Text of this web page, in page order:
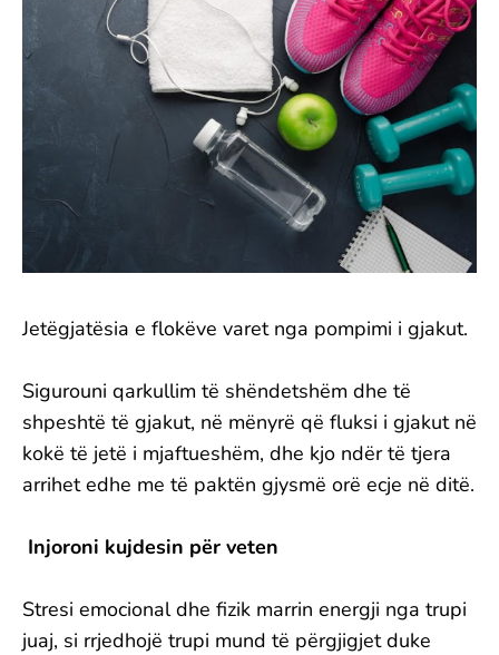
Jetëgjatësia e flokëve varet nga pompimi i gjakut.
Sigurouni qarkullim të shëndetshëm dhe të
shpeshtë të gjakut, në mënyrë që fluksi i gjakut në
kokë të jetë i mjaftueshëm, dhe kjo ndër të tjera
arrihet edhe me të paktën gjysmë orë ecje në ditë.
Injoroni kujdesin për veten
Stresi emocional dhe fizik marrin energji nga trupi
juaj, si rrjedhojë trupi mund të përgjigjet duke